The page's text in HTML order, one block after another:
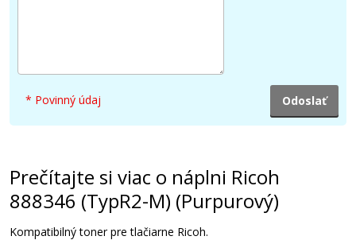
Pridať do košíka
* Povinný údaj
Prečítajte si viac o náplni Ricoh
888346 (TypR2-M) (Purpurový)
Kompatibilný toner pre tlačiarne Ricoh.